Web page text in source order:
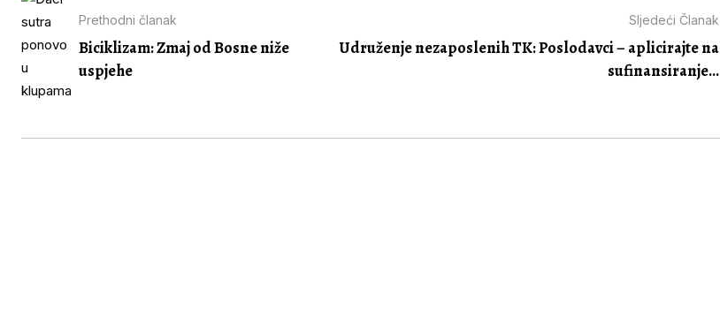
Prethodni članak
Biciklizam: Zmaj od Bosne niže
uspjehe
Sljedeći Članak
Udruženje nezaposlenih TK: Poslodavci – aplicirajte na
sufinansiranje...